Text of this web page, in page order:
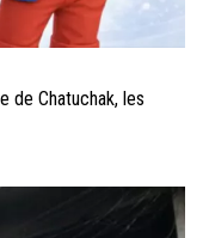
de Chatuchak, les